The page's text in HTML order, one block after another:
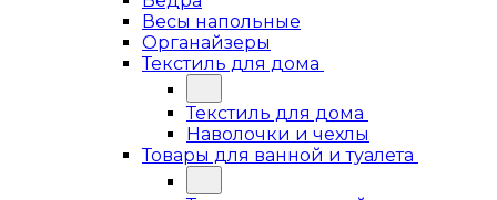
Весы напольные
Органайзеры
Текстиль для дома
Текстиль для дома
Наволочки и чехлы
Товары для ванной и туалета